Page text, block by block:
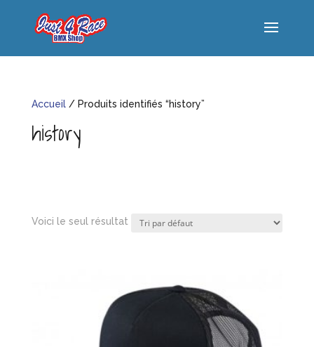
Accueil/ Produits identifiés “history”
history
Voici le seul résultat